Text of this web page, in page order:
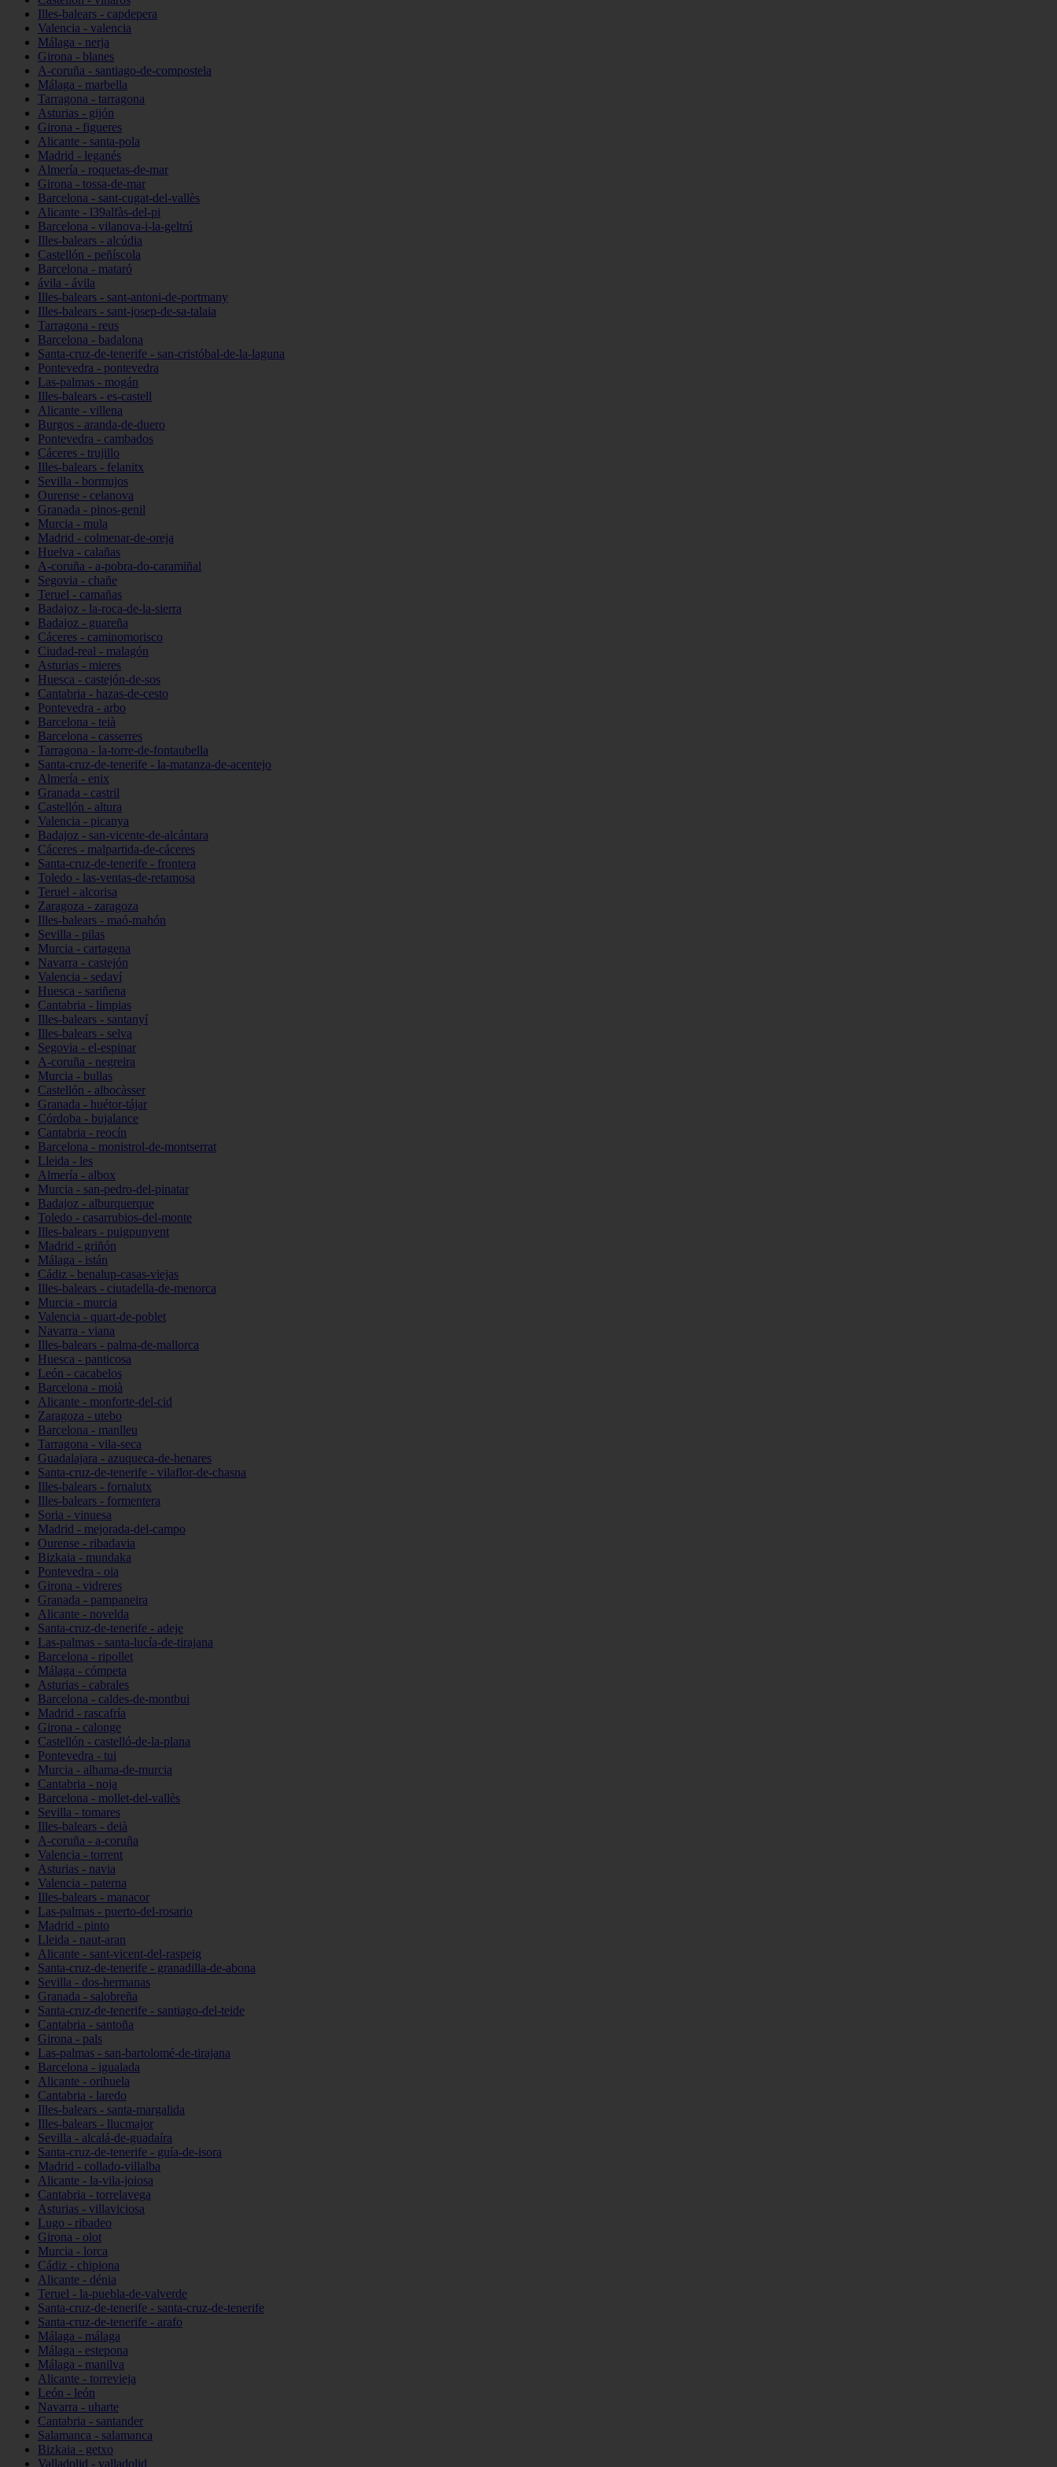
Illes-balears - capdepera
Valencia - valencia
Málaga - nerja
Girona - blanes
A-coruña - santiago-de-compostela
Málaga - marbella
Tarragona - tarragona
Asturias - gijón
Girona - figueres
Alicante - santa-pola
Madrid - leganés
Almería - roquetas-de-mar
Girona - tossa-de-mar
Barcelona - sant-cugat-del-vallès
Alicante - l39alfàs-del-pi
Barcelona - vilanova-i-la-geltrú
Illes-balears - alcúdia
Castellón - peñíscola
Barcelona - mataró
ávila - ávila
Illes-balears - sant-antoni-de-portmany
Illes-balears - sant-josep-de-sa-talaia
Tarragona - reus
Barcelona - badalona
Santa-cruz-de-tenerife - san-cristóbal-de-la-laguna
Pontevedra - pontevedra
Las-palmas - mogán
Illes-balears - es-castell
Alicante - villena
Burgos - aranda-de-duero
Pontevedra - cambados
Cáceres - trujillo
Illes-balears - felanitx
Sevilla - bormujos
Ourense - celanova
Granada - pinos-genil
Murcia - mula
Madrid - colmenar-de-oreja
Huelva - calañas
A-coruña - a-pobra-do-caramiñal
Segovia - chañe
Teruel - camañas
Badajoz - la-roca-de-la-sierra
Badajoz - guareña
Cáceres - caminomorisco
Ciudad-real - malagón
Asturias - mieres
Huesca - castejón-de-sos
Cantabria - hazas-de-cesto
Pontevedra - arbo
Barcelona - teià
Barcelona - casserres
Tarragona - la-torre-de-fontaubella
Santa-cruz-de-tenerife - la-matanza-de-acentejo
Almería - enix
Granada - castril
Castellón - altura
Valencia - picanya
Badajoz - san-vicente-de-alcántara
Cáceres - malpartida-de-cáceres
Santa-cruz-de-tenerife - frontera
Toledo - las-ventas-de-retamosa
Teruel - alcorisa
Zaragoza - zaragoza
Illes-balears - maó-mahón
Sevilla - pilas
Murcia - cartagena
Navarra - castejón
Valencia - sedaví
Huesca - sariñena
Cantabria - limpias
Illes-balears - santanyí
Illes-balears - selva
Segovia - el-espinar
A-coruña - negreira
Murcia - bullas
Castellón - albocàsser
Granada - huétor-tájar
Córdoba - bujalance
Cantabria - reocín
Barcelona - monistrol-de-montserrat
Lleida - les
Almería - albox
Murcia - san-pedro-del-pinatar
Badajoz - alburquerque
Toledo - casarrubios-del-monte
Illes-balears - puigpunyent
Madrid - griñón
Málaga - istán
Cádiz - benalup-casas-viejas
Illes-balears - ciutadella-de-menorca
Murcia - murcia
Valencia - quart-de-poblet
Navarra - viana
Illes-balears - palma-de-mallorca
Huesca - panticosa
León - cacabelos
Barcelona - moià
Alicante - monforte-del-cid
Zaragoza - utebo
Barcelona - manlleu
Tarragona - vila-seca
Guadalajara - azuqueca-de-henares
Santa-cruz-de-tenerife - vilaflor-de-chasna
Illes-balears - fornalutx
Illes-balears - formentera
Soria - vinuesa
Madrid - mejorada-del-campo
Ourense - ribadavia
Bizkaia - mundaka
Pontevedra - oia
Girona - vidreres
Granada - pampaneira
Alicante - novelda
Santa-cruz-de-tenerife - adeje
Las-palmas - santa-lucía-de-tirajana
Barcelona - ripollet
Málaga - cómpeta
Asturias - cabrales
Barcelona - caldes-de-montbui
Madrid - rascafría
Girona - calonge
Castellón - castelló-de-la-plana
Pontevedra - tui
Murcia - alhama-de-murcia
Cantabria - noja
Barcelona - mollet-del-vallès
Sevilla - tomares
Illes-balears - deià
A-coruña - a-coruña
Valencia - torrent
Asturias - navia
Valencia - paterna
Illes-balears - manacor
Las-palmas - puerto-del-rosario
Madrid - pinto
Lleida - naut-aran
Alicante - sant-vicent-del-raspeig
Santa-cruz-de-tenerife - granadilla-de-abona
Sevilla - dos-hermanas
Granada - salobreña
Santa-cruz-de-tenerife - santiago-del-teide
Cantabria - santoña
Girona - pals
Las-palmas - san-bartolomé-de-tirajana
Barcelona - igualada
Alicante - orihuela
Cantabria - laredo
Illes-balears - santa-margalida
Illes-balears - llucmajor
Sevilla - alcalá-de-guadaíra
Santa-cruz-de-tenerife - guía-de-isora
Madrid - collado-villalba
Alicante - la-vila-joiosa
Cantabria - torrelavega
Asturias - villaviciosa
Lugo - ribadeo
Girona - olot
Murcia - lorca
Cádiz - chipiona
Alicante - dénia
Teruel - la-puebla-de-valverde
Santa-cruz-de-tenerife - santa-cruz-de-tenerife
Santa-cruz-de-tenerife - arafo
Málaga - málaga
Málaga - estepona
Málaga - manilva
Alicante - torrevieja
León - león
Navarra - uharte
Cantabria - santander
Salamanca - salamanca
Bizkaia - getxo
Valladolid - valladolid